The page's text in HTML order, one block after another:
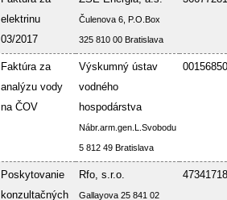
elektrinu
03/2017
Čulenova 6, P.O.Box
325 810 00 Bratislava
Faktúra za
analýzu vody
na ČOV
Výskumný ústav
vodného
hospodárstva
Nábr.arm.gen.L.Svobodu
5 812 49 Bratislava
00156850
Poskytovanie
konzultačných
Rfo, s.r.o.
Gallayova 25 841 02
47341718